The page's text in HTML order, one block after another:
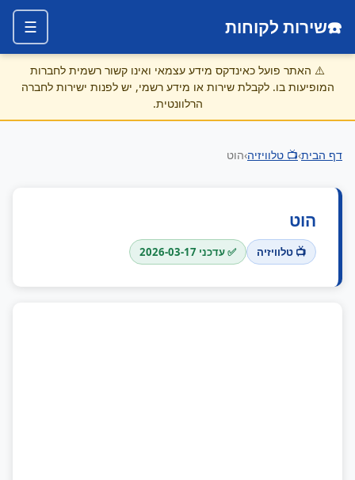
☎️שירות לקוחות ☰
⚠️ האתר פועל כאינדקס מידע עצמאי ואינו קשור רשמית לחברות
המופיעות בו. לקבלת שירות או מידע רשמי, יש לפנות ישירות לחברה
הרלוונטית.
דף הבית›📺 טלוויזיה›הוט
הוט
📺 טלוויזיה ✅ עדכני 2026-03-17